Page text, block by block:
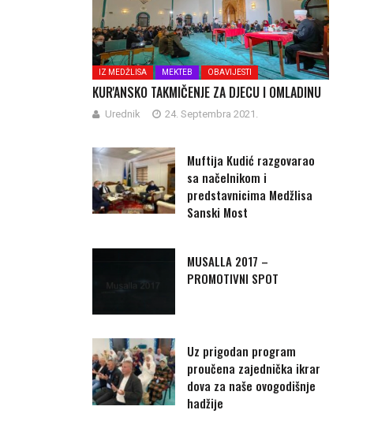
IZ MEDŽLISA MEKTEB OBAVIJESTI
KUR'ANSKO TAKMIČENJE ZA DJECU I OMLADINU
Urednik 24. Septembra 2021.
Muftija Kudić razgovarao
sa načelnikom i
predstavnicima Medžlisa
Sanski Most
MUSALLA 2017 –
PROMOTIVNI SPOT
Uz prigodan program
proučena zajednička ikrar
dova za naše ovogodišnje
hadžije